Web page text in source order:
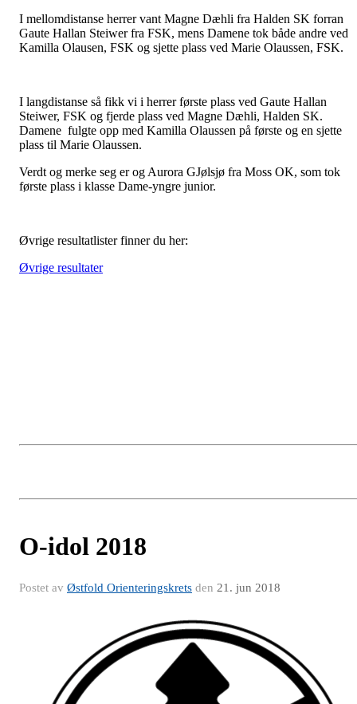
I mellomdistanse herrer vant Magne Dæhli fra Halden SK forran
Gaute Hallan Steiwer fra FSK, mens Damene tok både andre ved
Kamilla Olausen, FSK og sjette plass ved Marie Olaussen, FSK.
I langdistanse så fikk vi i herrer første plass ved Gaute Hallan
Steiwer, FSK og fjerde plass ved Magne Dæhli, Halden SK.
Damene fulgte opp med Kamilla Olaussen på første og en sjette
plass til Marie Olaussen.
Verdt og merke seg er og Aurora GJølsjø fra Moss OK, som tok
første plass i klasse Dame-yngre junior.
Øvrige resultatlister finner du her:
Øvrige resultater
O-idol 2018
Postet av Østfold Orienteringskrets den 21. jun 2018